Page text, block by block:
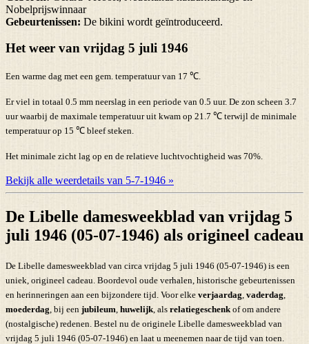
Nobelprijswinnaar
Gebeurtenissen: De bikini wordt geïntroduceerd.
Het weer van vrijdag 5 juli 1946
Een warme dag met een gem. temperatuur van 17 ℃.
Er viel in totaal 0.5 mm neerslag in een periode van 0.5 uur. De zon scheen 3.7
uur waarbij de maximale temperatuur uit kwam op 21.7 ℃ terwijl de minimale
temperatuur op 15 ℃ bleef steken.
Het minimale zicht lag op en de relatieve luchtvochtigheid was 70%.
Bekijk alle weerdetails van 5-7-1946 »
De Libelle damesweekblad van vrijdag 5
juli 1946 (05-07-1946) als origineel cadeau
De Libelle damesweekblad van circa vrijdag 5 juli 1946 (05-07-1946) is een
uniek, origineel cadeau. Boordevol oude verhalen, historische gebeurtenissen
en herinneringen aan een bijzondere tijd. Voor elke verjaardag vaderdag
moederdag , bij een jubileum huwelijk , als relatiegeschenk of om andere
(nostalgische) redenen. Bestel nu de originele Libelle damesweekblad van
vrijdag 5 juli 1946 (05-07-1946) en laat u meenemen naar de tijd van toen.